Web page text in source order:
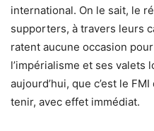
international. On le sait, le
supporters, à travers leurs
ratent aucune occasion
l’impérialisme et ses valets
aujourd’hui, que c’est le
tenir, avec effet immédiat.